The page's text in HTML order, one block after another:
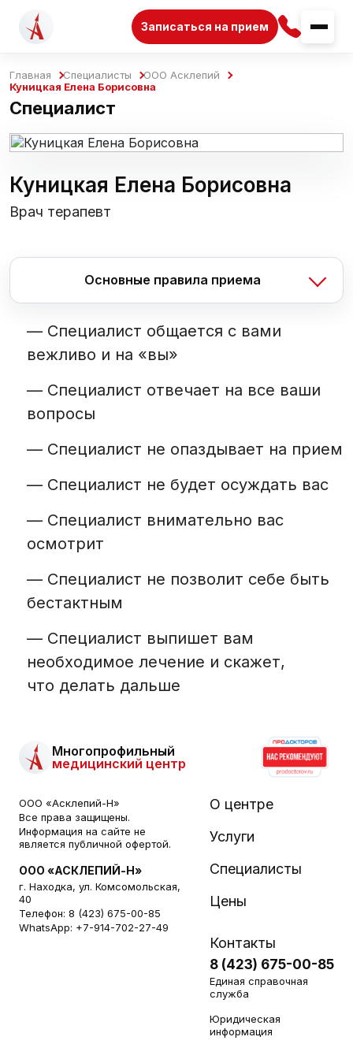
Записаться на прием
Главная Специалисты
ООО Асклепий
Куницкая Елена Борисовна
Специалист
Куницкая Елена Борисовна
Врач терапевт
Основные правила приема
— Специалист общается с вами
вежливо и на «вы»
— Специалист отвечает на все ваши
вопросы
— Специалист не опаздывает на прием
— Специалист не будет осуждать вас
— Специалист внимательно вас
осмотрит
— Специалист не позволит себе быть
бестактным
— Специалист выпишет вам
необходимое лечение и скажет,
что делать дальше
Многопрофильный
медицинский центр
ООО «Асклепий-Н»
Все права защищены.
Информация на сайте не
является публичной офертой.
ООО «АСКЛЕПИЙ-Н»
г. Находка, ул. Комсомольская,
40
Телефон: 8 (423) 675-00-85
WhatsApp: +7-914-702-27-49
О центре
Услуги
Специалисты
Цены
Контакты
8 (423) 675-00-85
Единая справочная
служба
Юридическая
информация